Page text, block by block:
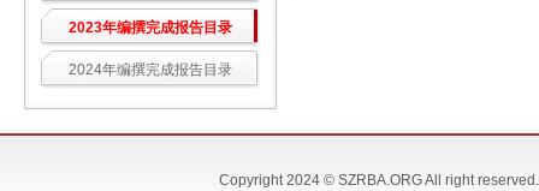
2023年编撰完成报告目录
2024年编撰完成报告目录
Copyright 2024 © SZRBA.ORG All right